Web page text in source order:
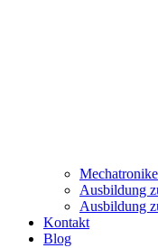
Ausbildung
Ausbildung
Kontakt
Blog